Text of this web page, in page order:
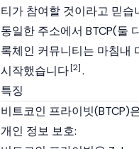
티가 참여할 것이라고 믿
동일한 주소에서 BTCP(둘
록체인 커뮤니티는 마침내
시작했습니다[2].
특징
비트코인 프라이빗(BTCP)
개인 정보 보호: